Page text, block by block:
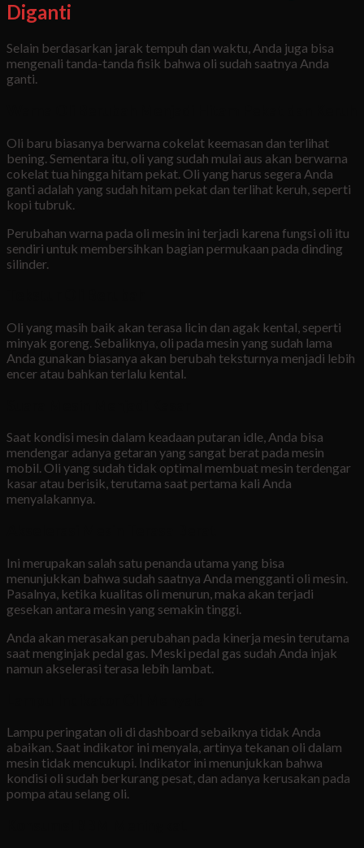
Diganti
Selain berdasarkan jarak tempuh dan waktu, Anda juga bisa
mengenali tanda-tanda fisik bahwa oli sudah saatnya Anda
ganti.
Oli baru biasanya berwarna cokelat keemasan dan terlihat
bening. Sementara itu, oli yang sudah mulai aus akan berwarna
cokelat tua hingga hitam pekat. Oli yang harus segera Anda
ganti adalah yang sudah hitam pekat dan terlihat keruh, seperti
kopi tubruk.
Perubahan warna pada oli mesin ini terjadi karena fungsi oli itu
sendiri untuk membersihkan bagian permukaan pada dinding
silinder.
Oli yang masih baik akan terasa licin dan agak kental, seperti
minyak goreng. Sebaliknya, oli pada mesin yang sudah lama
Anda gunakan biasanya akan berubah teksturnya menjadi lebih
encer atau bahkan terlalu kental.
Saat kondisi mesin dalam keadaan putaran idle, Anda bisa
mendengar adanya getaran yang sangat berat pada mesin
mobil. Oli yang sudah tidak optimal membuat mesin terdengar
kasar atau berisik, terutama saat pertama kali Anda
menyalakannya.
Ini merupakan salah satu penanda utama yang bisa
menunjukkan bahwa sudah saatnya Anda mengganti oli mesin.
Pasalnya, ketika kualitas oli menurun, maka akan terjadi
gesekan antara mesin yang semakin tinggi.
Anda akan merasakan perubahan pada kinerja mesin terutama
saat menginjak pedal gas. Meski pedal gas sudah Anda injak
namun akselerasi terasa lebih lambat.
Lampu peringatan oli di dashboard sebaiknya tidak Anda
abaikan. Saat indikator ini menyala, artinya tekanan oli dalam
mesin tidak mencukupi. Indikator ini menunjukkan bahwa
kondisi oli sudah berkurang pesat, dan adanya kerusakan pada
pompa atau selang oli.